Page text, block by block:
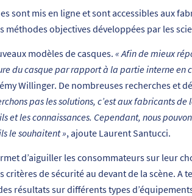
sont mis en ligne et sont accessibles aux
objectives développées par les
modèles de casques. « Afin de mieux
du casque par rapport à la partie interne en
Willinger. De nombreuses recherches et
pas les solutions, c’est aux fabricants
et les connaissances. Cependant, nous
le souhaitent », ajoute Laurent Santucci.
d’aiguiller les consommateurs sur leur
de sécurité au devant de la scène. A
résultats sur différents types